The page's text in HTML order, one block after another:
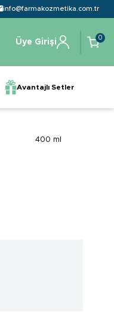
info@farmakozmetika.com.tr
Üye Girişi
0
Avantajlı Setler
400 ml